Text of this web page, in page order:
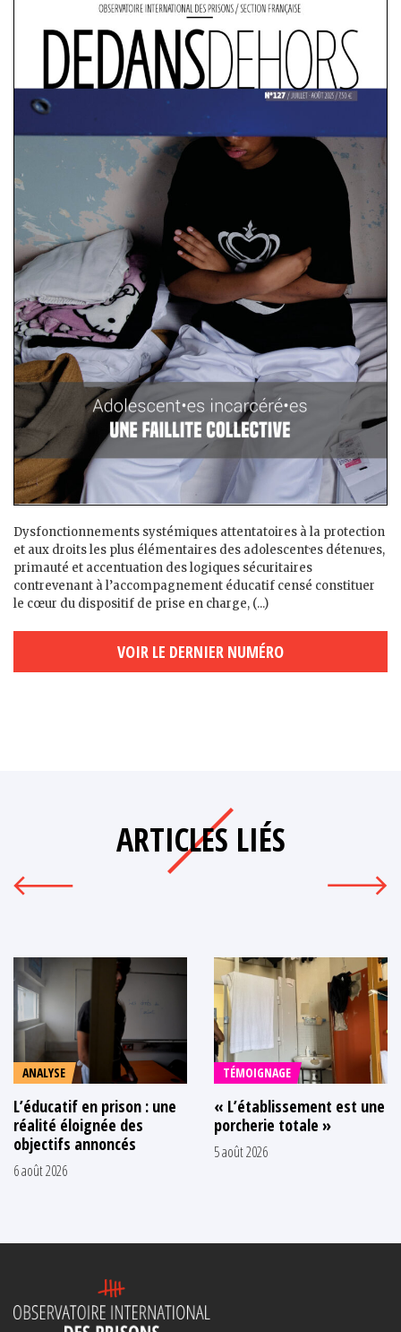
Dysfonctionnements systémiques attentatoires à la protection
et aux droits les plus élémentaires des adolescent·es détenu·es,
primauté et accentuation des logiques sécuritaires
contrevenant à l’accompagnement éducatif censé constituer
le cœur du dispositif de prise en charge, (...)
VOIR LE DERNIER NUMÉRO
ARTICLES LIÉS
ANALYSE
L’éducatif en prison : une
réalité éloignée des
objectifs annoncés
6 août 2026
TÉMOIGNAGE
« L’établissement est une
porcherie totale »
5 août 2026